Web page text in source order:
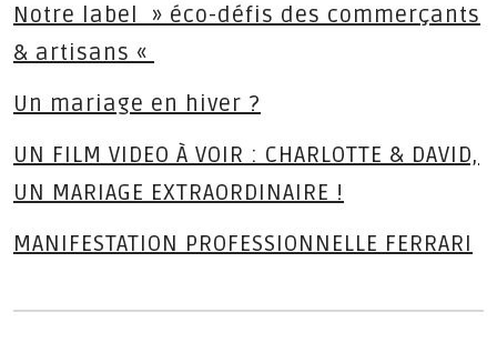
Notre label » éco-défis des commerçants
& artisans «
Un mariage en hiver ?
UN FILM VIDEO À VOIR : CHARLOTTE & DAVID,
UN MARIAGE EXTRAORDINAIRE !
MANIFESTATION PROFESSIONNELLE FERRARI